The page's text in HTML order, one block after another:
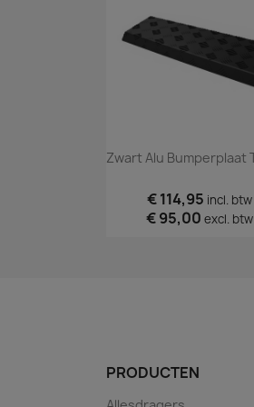
€ 114,95 incl. btw
€ 95,00 excl. btw
PRODUCTEN